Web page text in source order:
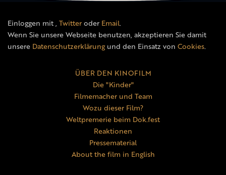
Einloggen mit, Twitteroder Email.
Wenn Sie unsere Webseite benutzen, akzeptieren Sie damit
unsere Datenschutzerklärungund den Einsatz von Cookies.
ÜBER DEN KINOFILM
Die "Kinder"
Filmemacher und Team
Wozu dieser Film?
Weltpremerie beim Dok.fest
Reaktionen
Pressematerial
About the film in English